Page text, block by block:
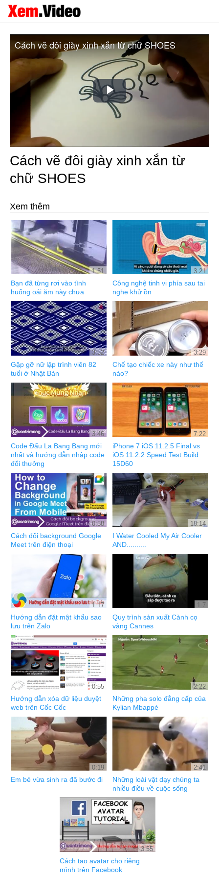
Play
Video
Cách vẽ đôi giày xinh xắn từ chữ SHOES
Cách vẽ đôi giày xinh xắn từ
chữ SHOES
Xem thêm
1:51
Bạn đã từng rơi vào tình
huống oái ăm này chưa
3:21
Công nghệ tinh vi phía sau tai
nghe khử ồn
3:52
Gặp gỡ nữ lập trình viên 82
tuổi ở Nhật Bản
3:29
Chế tạo chiếc xe này như thế
nào?
3:46
Code Đấu La Bang Bang mới
nhất và hướng dẫn nhập code
đổi thưởng
7:22
iPhone 7 iOS 11.2.5 Final vs
iOS 11.2.2 Speed Test Build
15D60
0:58
Cách đổi background Google
Meet trên điện thoại
18:14
I Water Cooled My Air Cooler
AND..........
1:17
Hướng dẫn đặt mật khẩu sao
lưu trên Zalo
1:7
Quy trình sản xuất Cành cọ
vàng Cannes
0:55
Hướng dẫn xóa dữ liệu duyệt
web trên Cốc Cốc
2:22
Những pha solo đẳng cấp của
Kylian Mbappé
0:19
Em bé vừa sinh ra đã bước đi
2:41
Những loài vật dạy chúng ta
nhiều điều về cuộc sống
3:55
Cách tạo avatar cho riêng
mình trên Facebook